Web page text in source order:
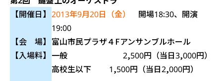
【開催日】 2013年9月20日（金）
開場18:30、開演
19:00
【会 場】 富山市民プラザ４Fアンサンブルホール
【入場料】 一般 2,500円（当日3,000円）
高校生以下 1,500円（当日2,000円）